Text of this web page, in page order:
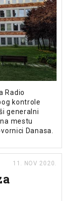
Radio
kontrole
generalni
mestu
Danasa.
11. NOV 2020.